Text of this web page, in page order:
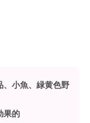
、小魚、緑黄色野
果的